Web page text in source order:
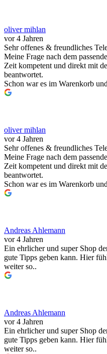
oliver mihlan
vor 4 Jahren
Sehr offenes & freundliches
Meine Frage nach dem
Zeit kompetent und direkt mit
beantwortet.
Schon war es im Warenkorb
oliver mihlan
vor 4 Jahren
Sehr offenes & freundliches
Meine Frage nach dem
Zeit kompetent und direkt mit
beantwortet.
Schon war es im Warenkorb
Andreas Ahlemann
vor 4 Jahren
Ein ehrlicher und super Shop
gute Tipps geben kann. Hier
weiter so..
Andreas Ahlemann
vor 4 Jahren
Ein ehrlicher und super Shop
gute Tipps geben kann. Hier
weiter so..